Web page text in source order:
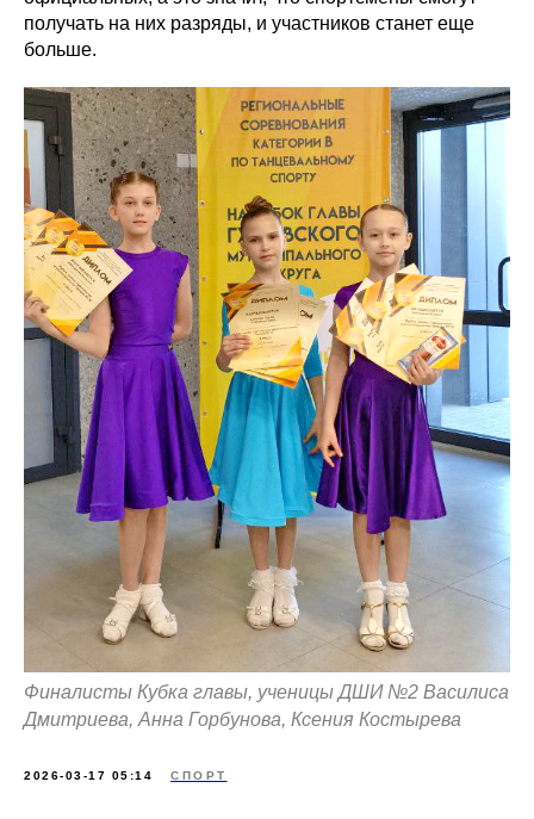
получать на них разряды, и участников станет еще
больше.
Финалисты Кубка главы, ученицы ДШИ №2 Василиса
Дмитриева, Анна Горбунова, Ксения Костырева
2026-03-17 05:14 СПОРТ